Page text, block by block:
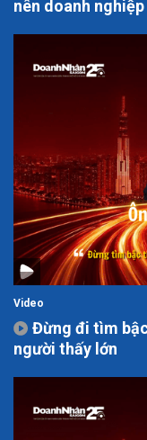
nên doanh
Video
Đừng đi tìm
người thấy lớn